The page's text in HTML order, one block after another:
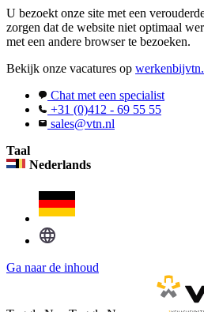
U bezoekt onze site met een
zorgen dat de website niet optimaal
met een andere browser te bezoeken.
Bekijk onze vacatures op
Chat met een specialist
+31 (0)412 - 69 55 55
sales@vtn.nl
Taal
Nederlands
Ga naar de inhoud